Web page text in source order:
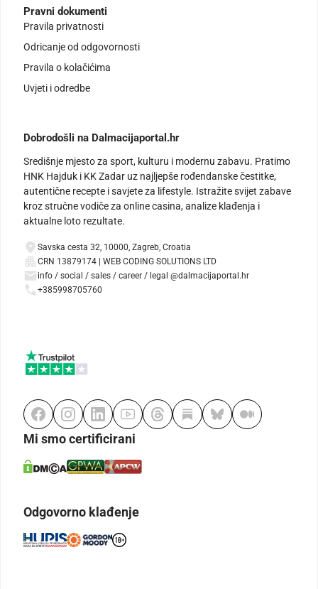
Pravni dokumenti
Pravila privatnosti
Odricanje od odgovornosti
Pravila o kolačićima
Uvjeti i odredbe
Dobrodošli na Dalmacijaportal.hr
Središnje mjesto za sport, kulturu i modernu zabavu. Pratimo
HNK Hajduk i KK Zadar uz najljepše rođendanske čestitke,
autentične recepte i savjete za lifestyle. Istražite svijet zabave
kroz stručne vodiče za online casina, analize klađenja i
aktualne loto rezultate.
Savska cesta 32, 10000, Zagreb, Croatia
CRN 13879174 | WEB CODING SOLUTIONS LTD
info / social / sales / career / legal @dalmacijaportal.hr
+385998705760
Mi smo certificirani
Odgovorno klađenje